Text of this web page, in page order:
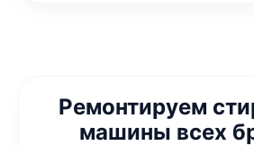
Ремонтируем
машины всех